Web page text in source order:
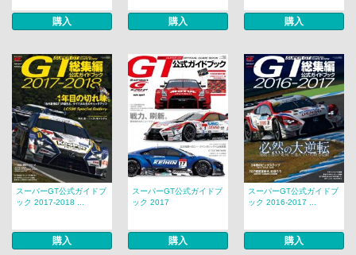
購入 購入 購入
スーパーGT公式ガイドブ
ック 2017-2018 ...
購入
スーパーGT公式ガイドブ
ック 2017
購入
スーパーGT公式ガイドブ
ック 2016-2017 ...
購入